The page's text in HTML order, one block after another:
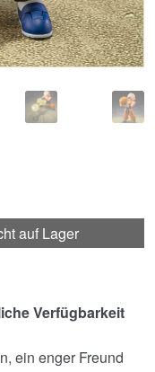
auf Lager
Verfügbarkeit
ein enger Freund